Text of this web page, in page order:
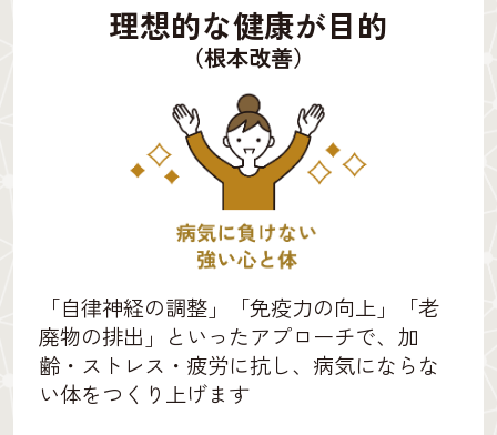
理想的な健康が目的
（根本改善）
「自律神経の調整」「免疫力の向上」「老
廃物の排出」といったアプローチで、加
齢・ストレス・疲労に抗し、病気にならな
い体をつくり上げます